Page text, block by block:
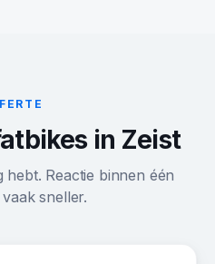
in Zeist
Reactie binnen één
sneller.